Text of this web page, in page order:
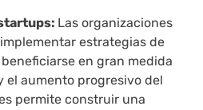
Las organizaciones
estrategias de
en gran medida
el aumento progresivo del
permite construir una